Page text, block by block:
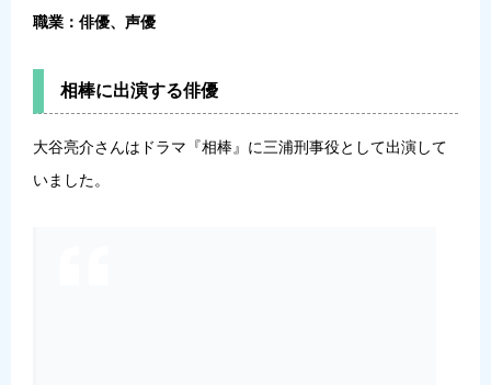
職業：俳優、声優
相棒に出演する俳優
大谷亮介さんはドラマ『相棒』に三浦刑事役として出演して
いました。